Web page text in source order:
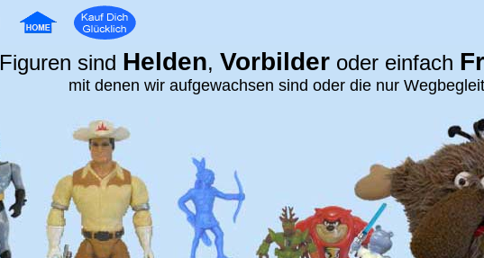
Figuren sind Helden, Vorbilderoder einfach
mit denen wir aufgewachsen sind oder die nur